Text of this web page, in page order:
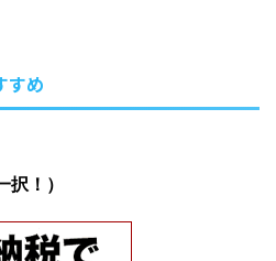
すめ
！）